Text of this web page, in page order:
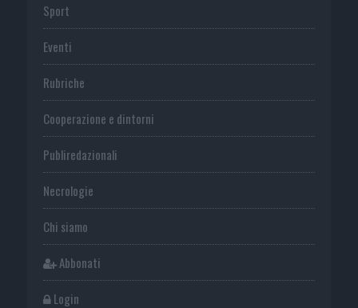
Sport
Eventi
Rubriche
Cooperazione e dintorni
Publiredazionali
Necrologie
Chi siamo
Abbonati
Login